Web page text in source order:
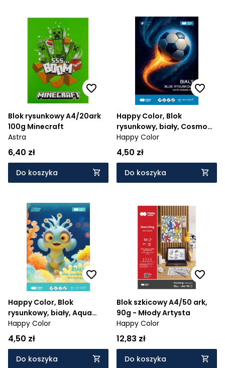
Blok rysunkowy A4/20ark
100g Minecraft
Astra
6,40 zł
Do koszyka
Happy Color, Blok
rysunkowy, biały, Cosmo
Ball, 80 g/m2, A4, 20 ark.
Happy Color
4,50 zł
Do koszyka
Happy Color, Blok
rysunkowy, biały, Aqua
Cuties, 80 g/m2, A4, 20
ark.
Happy Color
4,50 zł
Do koszyka
Blok szkicowy A4/50 ark,
90g - Młody Artysta
Happy Color
12,83 zł
Do koszyka